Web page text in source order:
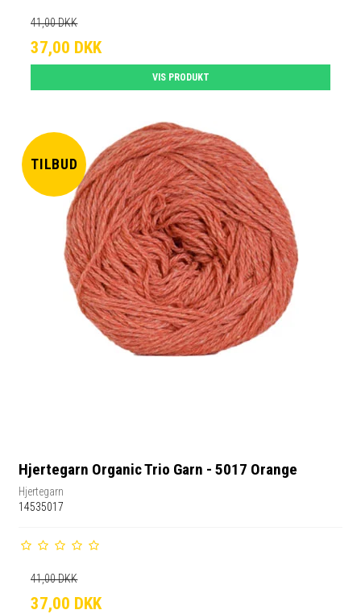
41,00 DKK
37,00 DKK
VIS PRODUKT
TILBUD
Hjertegarn Organic Trio Garn - 5017 Orange
Hjertegarn
14535017
41,00 DKK
37,00 DKK